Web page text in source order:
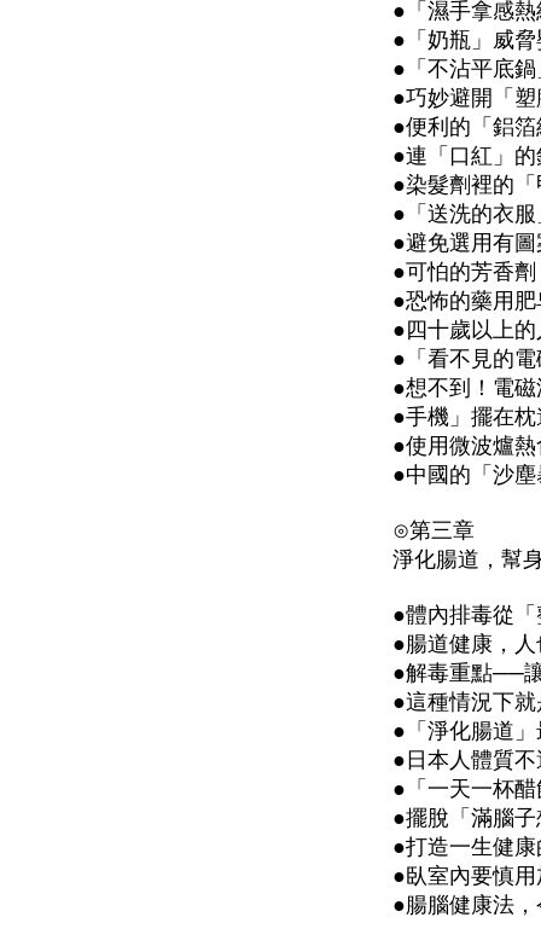
●「濕手拿感
●「奶瓶」威
●「不沾平底
●巧妙避開「
●便利的「鋁
●連「口紅」
●染髮劑裡的
●「送洗的衣
●避免選用有
●可怕的芳香
●恐怖的藥用
●四十歲以上
●「看不見的
●想不到！電
●手機」擺在
●使用微波爐
●中國的「沙
⊙第三章
淨化腸道，幫
●體內排毒從
●腸道健康，
●解毒重點──
●這種情況下
●「淨化腸道
●日本人體質
●「一天一杯
●擺脫「滿腦
●打造一生健
●臥室內要慎
●腸腦健康法